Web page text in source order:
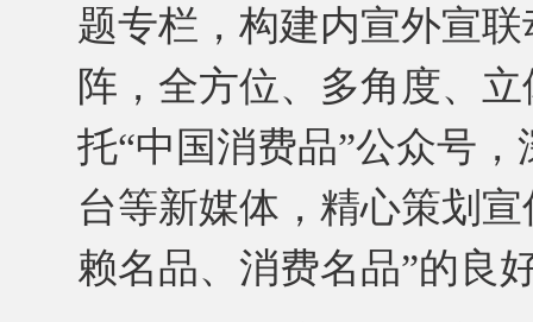
题专栏，构建内宣外宣
阵，全方位、多角度、
托“中国消费品”公众号
台等新媒体，精心策划
赖名品、消费名品”的良